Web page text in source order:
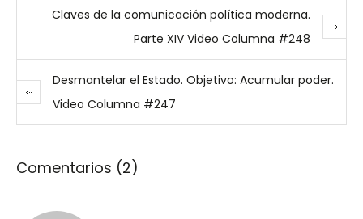
Claves de la comunicación política moderna.
Parte XIV Video Columna #248
Desmantelar el Estado. Objetivo: Acumular poder.
Video Columna #247
Comentarios (2)